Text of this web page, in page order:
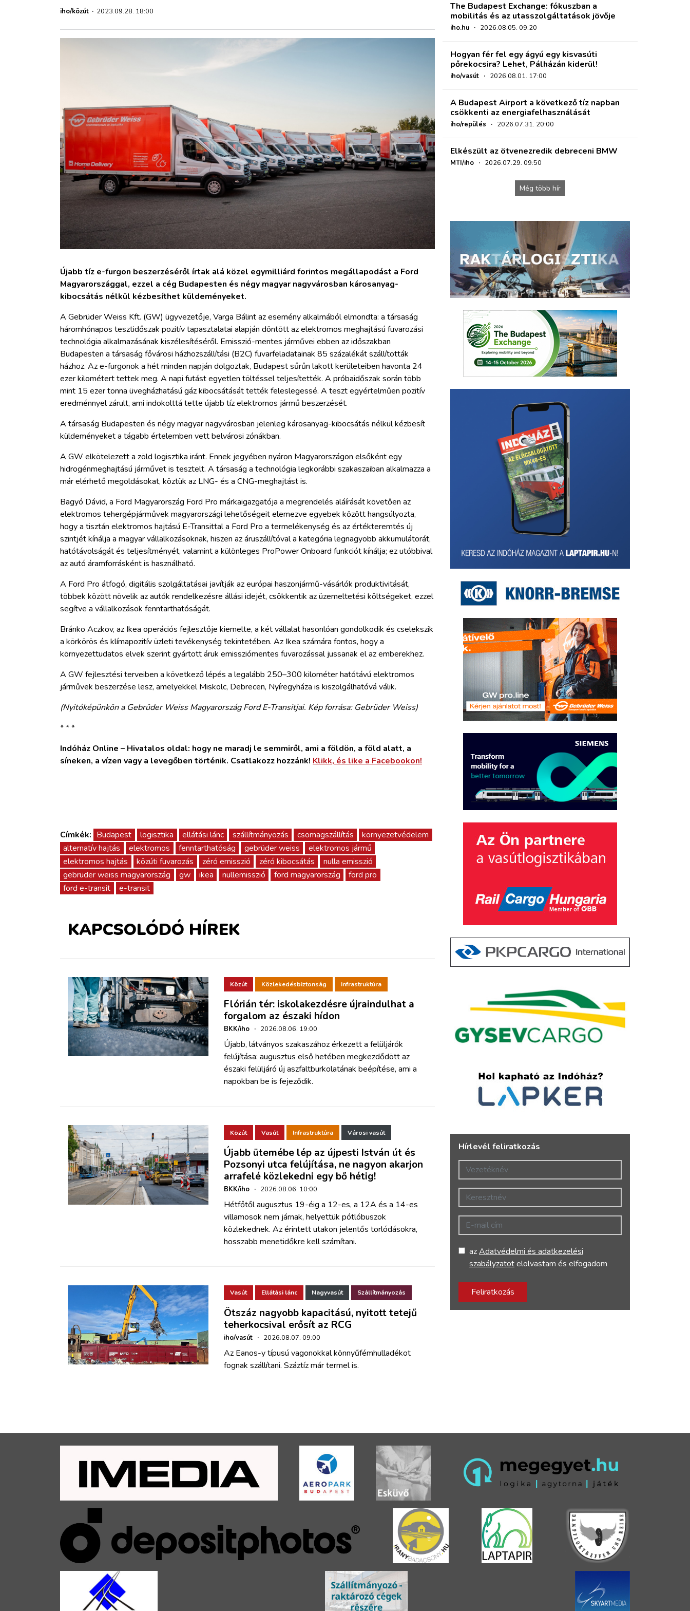
HAJÓZÁS
WEBSHOP
BELÉPÉS
REGISZTRÁCIÓ
iho/közút · 2023.09.28. 18:00
Újabb tíz e-furgon beszerzéséről írtak alá közel egymilliárd forintos megállapodást a Ford
Magyarországgal, ezzel a cég Budapesten és négy magyar nagyvárosban károsanyag-
kibocsátás nélkül kézbesíthet küldeményeket.
A Gebrüder Weiss Kft. (GW) ügyvezetője, Varga Bálint az esemény alkalmából elmondta: a társaság
háromhónapos tesztidőszak pozitív tapasztalatai alapján döntött az elektromos meghajtású fuvarozási
technológia alkalmazásának kiszélesítéséről. Emisszió-mentes járművei ebben az időszakban
Budapesten a társaság fővárosi házhozszállítási (B2C) fuvarfeladatainak 85 százalékát szállították
házhoz. Az e-furgonok a hét minden napján dolgoztak, Budapest sűrűn lakott kerületeiben havonta 24
ezer kilométert tettek meg. A napi futást egyetlen töltéssel teljesítették. A próbaidőszak során több
mint 15 ezer tonna üvegházhatású gáz kibocsátását tették feleslegessé. A teszt egyértelműen pozitív
eredménnyel zárult, ami indokolttá tette újabb tíz elektromos jármű beszerzését.
A társaság Budapesten és négy magyar nagyvárosban jelenleg károsanyag-kibocsátás nélkül kézbesít
küldeményeket a tágabb értelemben vett belvárosi zónákban.
A GW elkötelezett a zöld logisztika iránt. Ennek jegyében nyáron Magyarországon elsőként egy
hidrogénmeghajtású járművet is tesztelt. A társaság a technológia legkorábbi szakaszaiban alkalmazza a
már elérhető megoldásokat, köztük az LNG- és a CNG-meghajtást is.
Bagyó Dávid, a Ford Magyarország Ford Pro márkaigazgatója a megrendelés aláírását követően az
elektromos tehergépjárművek magyarországi lehetőségeit elemezve egyebek között hangsúlyozta,
hogy a tisztán elektromos hajtású E-Transittal a Ford Pro a termelékenység és az értékteremtés új
szintjét kínálja a magyar vállalkozásoknak, hiszen az áruszállítóval a kategória legnagyobb akkumulátorát,
hatótávolságát és teljesítményét, valamint a különleges ProPower Onboard funkciót kínálja; ez utóbbival
az autó áramforrásként is használható.
A Ford Pro átfogó, digitális szolgáltatásai javítják az európai haszonjármű-vásárlók produktivitását,
többek között növelik az autók rendelkezésre állási idejét, csökkentik az üzemeltetési költségeket, ezzel
segítve a vállalkozások fenntarthatóságát.
Bránko Aczkov, az Ikea operációs fejlesztője kiemelte, a két vállalat hasonlóan gondolkodik és cselekszik
a körkörös és klímapozitív üzleti tevékenység tekintetében. Az Ikea számára fontos, hogy a
környezettudatos elvek szerint gyártott áruk emissziómentes fuvarozással jussanak el az emberekhez.
A GW fejlesztési terveiben a következő lépés a legalább 250–300 kilométer hatótávú elektromos
járművek beszerzése lesz, amelyekkel Miskolc, Debrecen, Nyíregyháza is kiszolgálhatóvá válik.
(Nyitóképünkön a Gebrüder Weiss Magyarország Ford E-Transitjai. Kép forrása: Gebrüder Weiss)
* * *
Indóház Online – Hivatalos oldal: hogy ne maradj le semmiről, ami a földön, a föld alatt, a
síneken, a vízen vagy a levegőben történik. Csatlakozz hozzánk! Klikk, és like a Facebookon!
Címkék: Budapest logisztika ellátási lánc szállítmányozás csomagszállítás
környezetvédelem
alternatív hajtás
elektromos fenntarthatóság gebrüder weiss
elektromos jármű
elektromos hajtás
közúti fuvarozás zéró emisszió zéró kibocsátás
nulla emisszió
gebrüder weiss magyarország
gw ikea nullemisszió ford magyarország
ford pro
ford e-transit
e-transit
KAPCSOLÓDÓ HÍREK
Közút Közlekedésbiztonság Infrastruktúra
Flórián tér: iskolakezdésre újraindulhat a
forgalom az északi hídon
BKK/iho · 2026.08.06. 19:00
Újabb, látványos szakaszához érkezett a felüljárók
felújítása: augusztus első hetében megkezdődött az
északi felüljáró új aszfaltburkolatának beépítése, ami a
napokban be is fejeződik.
Közút Vasút Infrastruktúra Városi vasút
Újabb ütemébe lép az újpesti István út és
Pozsonyi utca felújítása, ne nagyon akarjon
arrafelé közlekedni egy bő hétig!
BKK/iho · 2026.08.06. 10:00
Hétfőtől augusztus 19-éig a 12-es, a 12A és a 14-es
villamosok nem járnak, helyettük pótlóbuszok
közlekednek. Az érintett utakon jelentős torlódásokra,
hosszabb menetidőkre kell számítani.
Vasút Ellátási lánc Nagyvasút Szállítmányozás
Ötszáz nagyobb kapacitású, nyitott tetejű
teherkocsival erősít az RCG
iho/vasút · 2026.08.07. 09:00
Az Eanos-y típusú vagonokkal könnyűfémhulladékot
fognak szállítani. Száztíz már termel is.
The Budapest Exchange: fókuszban a
mobilitás és az utasszolgáltatások jövője
iho.hu · 2026.08.05. 09:20
Hogyan fér fel egy ágyú egy kisvasúti
pőrekocsira? Lehet, Pálházán kiderül!
iho/vasút · 2026.08.01. 17:00
A Budapest Airport a következő tíz napban
csökkenti az energiafelhasználását
iho/repülés · 2026.07.31. 20:00
Elkészült az ötvenezredik debreceni BMW
MTI/iho · 2026.07.29. 09:50
Még több hír
Hírlevél feliratkozás
Vezetéknév
Keresztnév
E-mail cím
azAdatvédelmi és adatkezelési
szabályzatotelolvastam és elfogadom
Feliratkozás